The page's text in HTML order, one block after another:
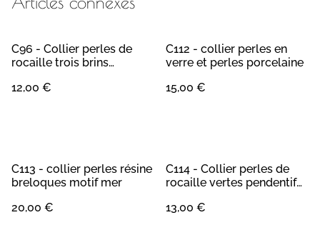
C96 - Collier perles de
rocaille trois brins
12,00 €
C112 - collier perles en
verre et perles porcelaine
15,00 €
C113 - collier perles résine
breloques motif mer
20,00 €
C114 - Collier perles de
rocaille vertes pendentif
13,00 €